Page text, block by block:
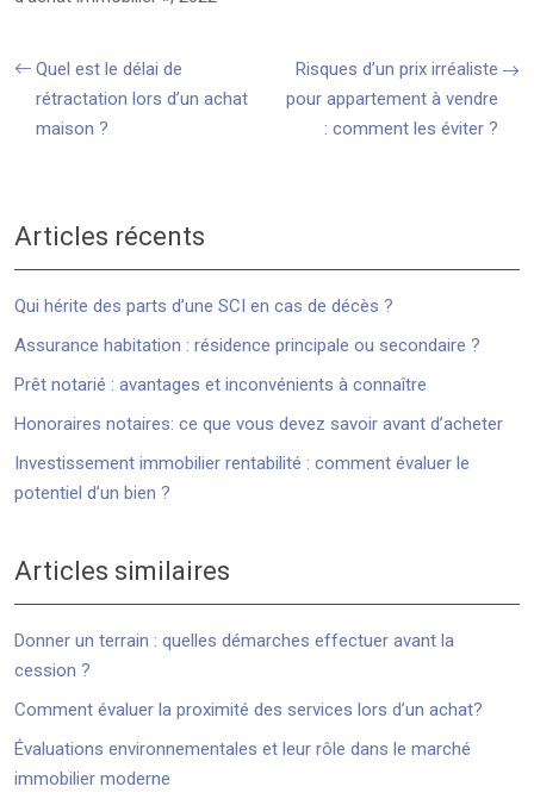
Quel est le délai de
rétractation lors d’un achat
maison ?
Risques d’un prix irréaliste
pour appartement à vendre
: comment les éviter ?
Articles récents
Qui hérite des parts d’une SCI en cas de décès ?
Assurance habitation : résidence principale ou secondaire ?
Prêt notarié : avantages et inconvénients à connaître
Honoraires notaires: ce que vous devez savoir avant d’acheter
Investissement immobilier rentabilité : comment évaluer le
potentiel d’un bien ?
Articles similaires
Donner un terrain : quelles démarches effectuer avant la
cession ?
Comment évaluer la proximité des services lors d’un achat?
Évaluations environnementales et leur rôle dans le marché
immobilier moderne